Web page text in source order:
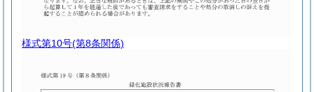
様式第10号(第8条関係)